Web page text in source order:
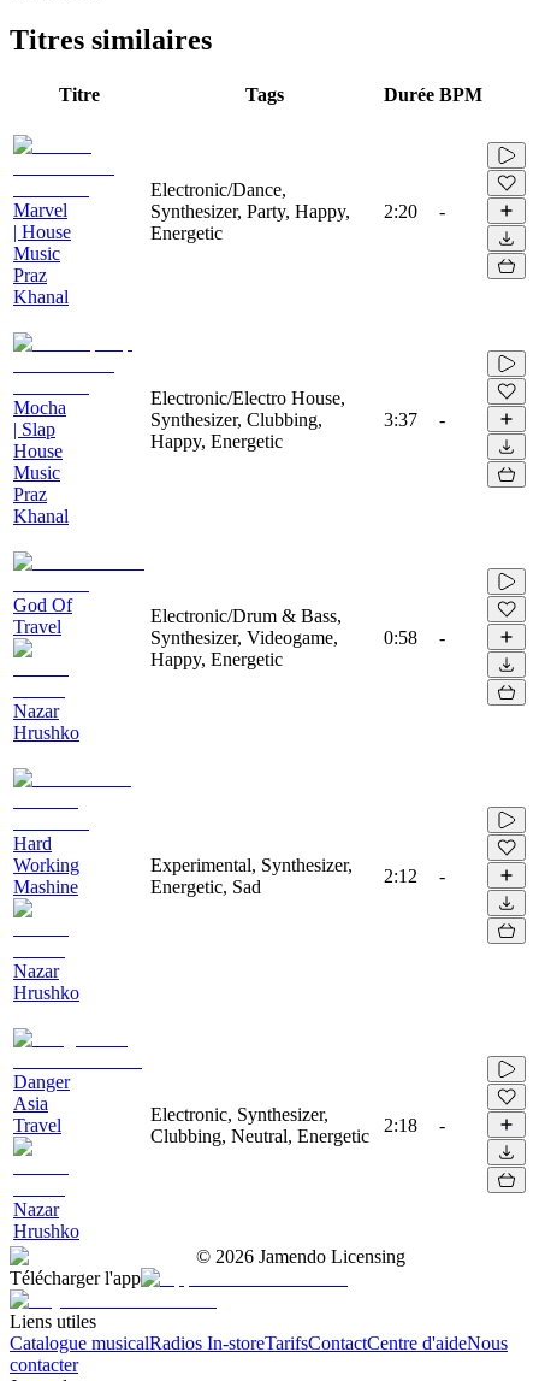
Titres similaires
Titre Tags Durée BPM
Marvel
| House
Music
Praz
Khanal
Electronic/Dance,
Synthesizer, Party, Happy,
Energetic
2:20 -
Mocha
| Slap
House
Music
Praz
Khanal
Electronic/Electro House,
Synthesizer, Clubbing,
Happy, Energetic
3:37 -
God Of
Travel
Nazar
Hrushko
Electronic/Drum & Bass,
Synthesizer, Videogame,
Happy, Energetic
0:58 -
Hard
Working
Mashine
Nazar
Hrushko
Experimental, Synthesizer,
Energetic, Sad
2:12 -
Danger
Asia
Travel
Nazar
Hrushko
Electronic, Synthesizer,
Clubbing, Neutral, Energetic
2:18 -
© 2026 Jamendo Licensing
Télécharger l'app
Liens utiles
Catalogue musicalRadios In-storeTarifsContactCentre d'aideNous
contacter